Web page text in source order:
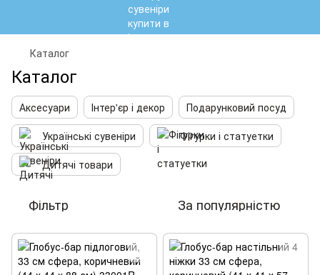
Каталог
Каталог
Аксесуари Інтер'єр і декор
Подарунковий посуд
Українські сувеніри
Фігурки і статуетки
Дитячі товари
Фільтр За популярністю